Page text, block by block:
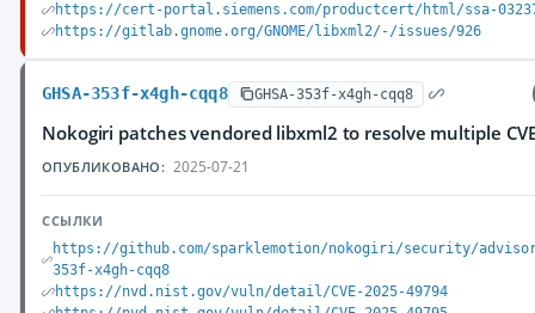
https://cert-portal.siemens.com/productcert/html/ssa-
https://gitlab.gnome.org/GNOME/libxml2/-/issues/926
GHSA-353f-x4gh-cqq8 GHSA-353f-x4gh-cqq8
Nokogiri patches vendored libxml2 to resolve multiple
ОПУБЛИКОВАНО: 2025-07-21
ССЫЛКИ
https://github.com/sparklemotion/nokogiri/security/
353f-x4gh-cqq8
https://nvd.nist.gov/vuln/detail/CVE-2025-49794